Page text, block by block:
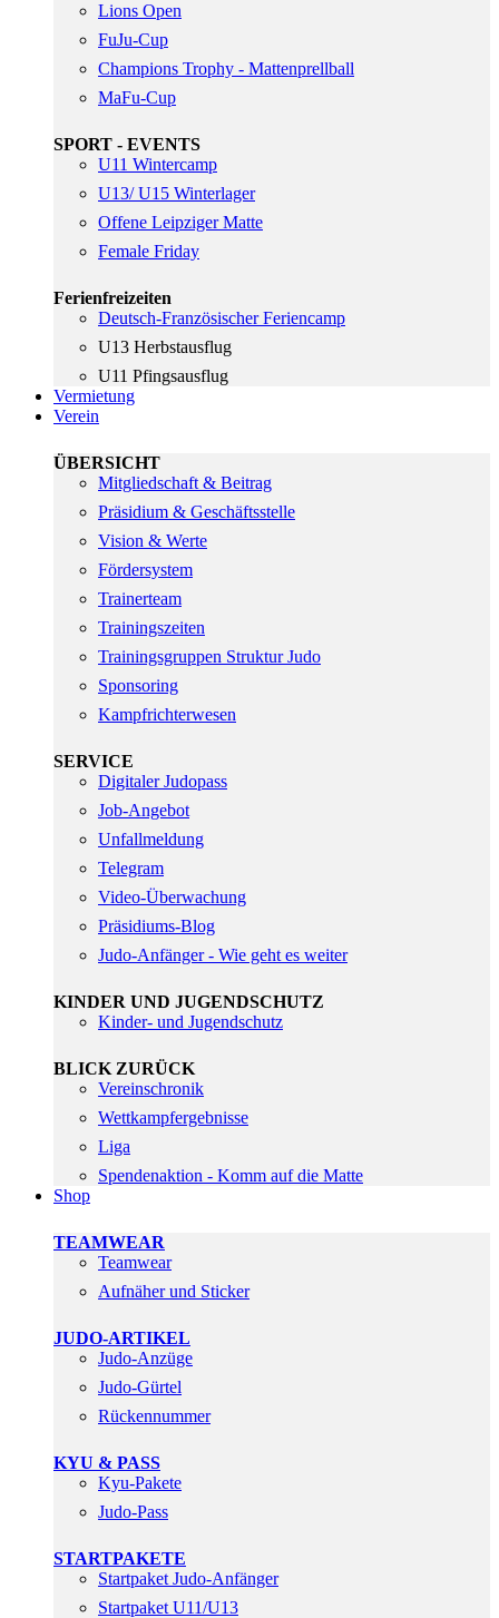
Lions Open
FuJu-Cup
Champions Trophy - Mattenprellball
MaFu-Cup
SPORT - EVENTS
U11 Wintercamp
U13/ U15 Winterlager
Offene Leipziger Matte
Female Friday
Ferienfreizeiten
Deutsch-Französischer Feriencamp
U13 Herbstausflug
U11 Pfingsausflug
Vermietung
Verein
ÜBERSICHT
Mitgliedschaft & Beitrag
Präsidium & Geschäftsstelle
Vision & Werte
Fördersystem
Trainerteam
Trainingszeiten
Trainingsgruppen Struktur Judo
Sponsoring
Kampfrichterwesen
SERVICE
Digitaler Judopass
Job-Angebot
Unfallmeldung
Telegram
Video-Überwachung
Präsidiums-Blog
Judo-Anfänger - Wie geht es weiter
KINDER UND JUGENDSCHUTZ
Kinder- und Jugendschutz
BLICK ZURÜCK
Vereinschronik
Wettkampfergebnisse
Liga
Spendenaktion - Komm auf die Matte
Shop
TEAMWEAR
Teamwear
Aufnäher und Sticker
JUDO-ARTIKEL
Judo-Anzüge
Judo-Gürtel
Rückennummer
KYU & PASS
Kyu-Pakete
Judo-Pass
STARTPAKETE
Startpaket Judo-Anfänger
Startpaket U11/U13